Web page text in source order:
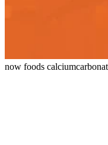
now foods